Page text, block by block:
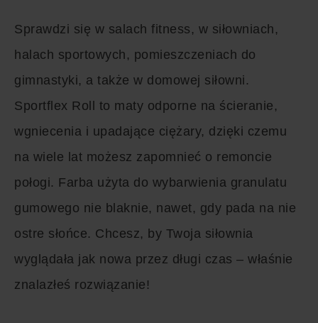
Sprawdzi się w salach fitness, w siłowniach,
halach sportowych, pomieszczeniach do
gimnastyki, a także w domowej siłowni.
Sportflex Roll to maty odporne na ścieranie,
wgniecenia i upadające ciężary, dzięki czemu
na wiele lat możesz zapomnieć o remoncie
połogi. Farba użyta do wybarwienia granulatu
gumowego nie blaknie, nawet, gdy pada na nie
ostre słońce. Chcesz, by Twoja siłownia
wyglądała jak nowa przez długi czas – właśnie
znalazłeś rozwiązanie!